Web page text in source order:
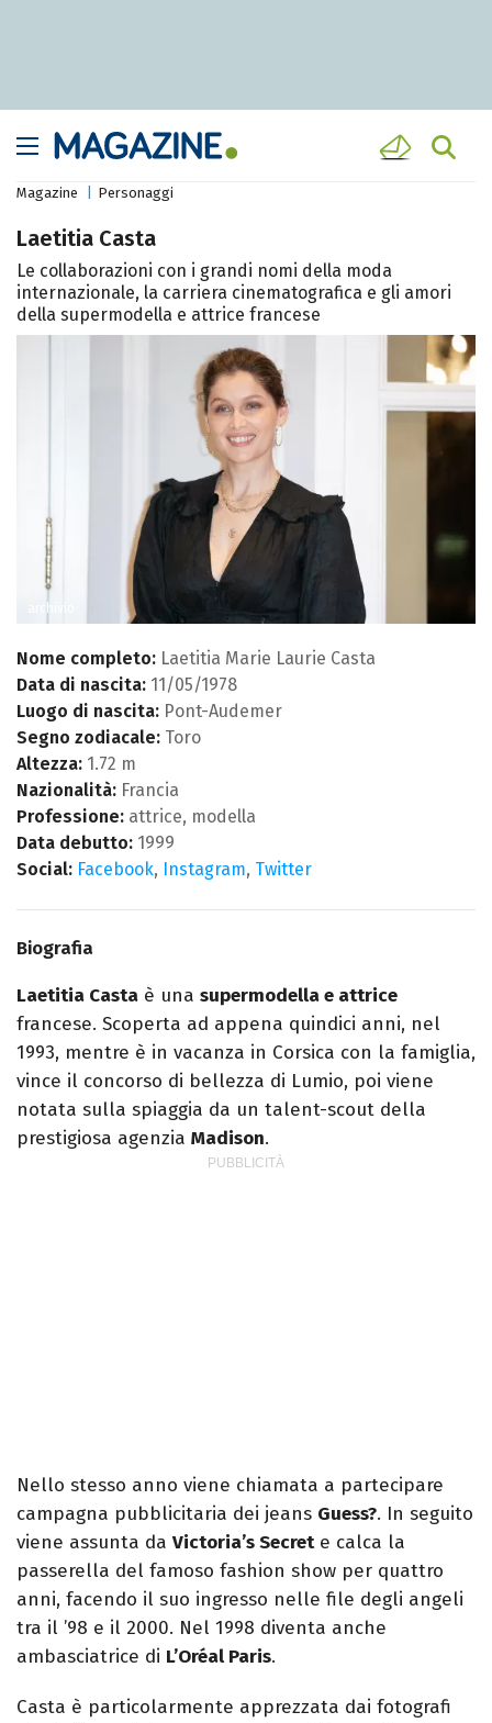
Magazine Personaggi
Laetitia Casta
Le collaborazioni con i grandi nomi della moda
internazionale, la carriera cinematografica e gli amori
della supermodella e attrice francese
Nome completo: Laetitia Marie Laurie Casta
Data di nascita: 11/05/1978
Luogo di nascita: Pont-Audemer
Segno zodiacale: Toro
Altezza: 1.72 m
Nazionalità: Francia
Professione: attrice, modella
Data debutto: 1999
Social: Facebook, Instagram, Twitter
Biografia
Laetitia Casta è una supermodella e attrice
francese. Scoperta ad appena quindici anni, nel
1993, mentre è in vacanza in Corsica con la famiglia,
vince il concorso di bellezza di Lumio, poi viene
notata sulla spiaggia da un talent-scout della
prestigiosa agenzia Madison.
Nello stesso anno viene chiamata a partecipare
campagna pubblicitaria dei jeans Guess?. In seguito
viene assunta da Victoria’s Secrete calca la
passerella del famoso fashion show per quattro
anni, facendo il suo ingresso nelle file degli angeli
tra il ’98 e il 2000. Nel 1998 diventa anche
ambasciatrice di L’Oréal Paris.
Casta è particolarmente apprezzata dai fotografi